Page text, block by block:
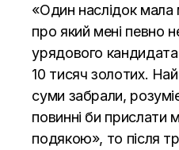
«Один наслідок
про який мені певно
урядового
10 тисяч золотих.
суми забрали,
повинні би прислати
подякою», то після